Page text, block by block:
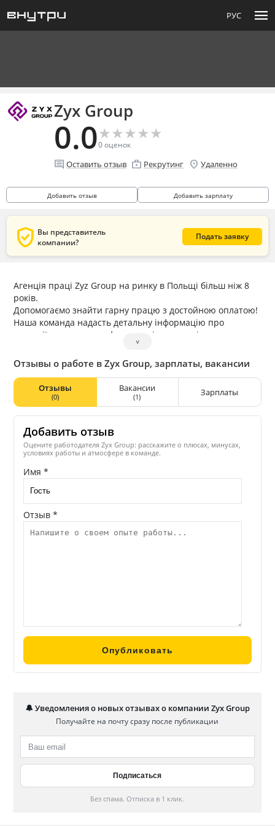
РУС menu
Zyx Group
0.0★
★★
★★
★★
★★
★
0оценок
comment Оставить отзыв enterprise Рекрутинг location_on Удаленно
Добавить отзыв Добавить зарплату
verified_user Вы представитель
компании?
Подать заявку
Агенція праці Zyz Group на ринку в Польщі більш ніж 8
років.
Допомогаємо знайти гарну працю з достойною оплатою!
Наша команда надасть детальну інформацію про
вакансії, допоможе в оформленні документів, надасть
житло та опікується Вами с початку і до кінця співпраці.
˅
Отзывы о работе в Zyx Group, зарплаты, вакансии
Отзывы
(0)
Вакансии
(1) Зарплаты
Добавить отзыв
Оцените работодателя Zyx Group: расскажите о плюсах, минусах,
условиях работы и атмосфере в команде.
Имя *
Отзыв *
🔔 Уведомления о новых отзывах о компании Zyx Group
Получайте на почту сразу после публикации
Без спама. Отписка в 1 клик.